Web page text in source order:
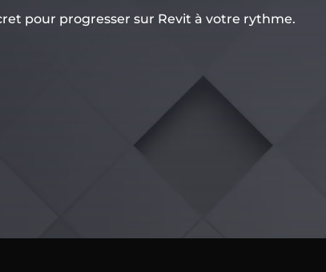
pour progresser sur Revit à votre rythme.